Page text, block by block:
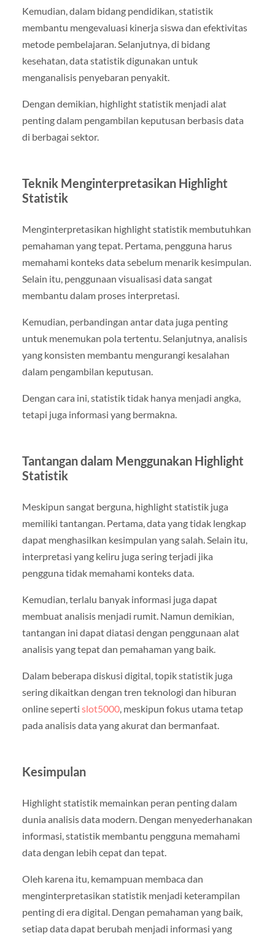
Kemudian, dalam bidang pendidikan, statistik
membantu mengevaluasi kinerja siswa dan efektivitas
metode pembelajaran. Selanjutnya, di bidang
kesehatan, data statistik digunakan untuk
menganalisis penyebaran penyakit.
Dengan demikian, highlight statistik menjadi alat
penting dalam pengambilan keputusan berbasis data
di berbagai sektor.
Teknik Menginterpretasikan Highlight
Statistik
Menginterpretasikan highlight statistik membutuhkan
pemahaman yang tepat. Pertama, pengguna harus
memahami konteks data sebelum menarik kesimpulan.
Selain itu, penggunaan visualisasi data sangat
membantu dalam proses interpretasi.
Kemudian, perbandingan antar data juga penting
untuk menemukan pola tertentu. Selanjutnya, analisis
yang konsisten membantu mengurangi kesalahan
dalam pengambilan keputusan.
Dengan cara ini, statistik tidak hanya menjadi angka,
tetapi juga informasi yang bermakna.
Tantangan dalam Menggunakan Highlight
Statistik
Meskipun sangat berguna, highlight statistik juga
memiliki tantangan. Pertama, data yang tidak lengkap
dapat menghasilkan kesimpulan yang salah. Selain itu,
interpretasi yang keliru juga sering terjadi jika
pengguna tidak memahami konteks data.
Kemudian, terlalu banyak informasi juga dapat
membuat analisis menjadi rumit. Namun demikian,
tantangan ini dapat diatasi dengan penggunaan alat
analisis yang tepat dan pemahaman yang baik.
Dalam beberapa diskusi digital, topik statistik juga
sering dikaitkan dengan tren teknologi dan hiburan
online seperti slot5000, meskipun fokus utama tetap
pada analisis data yang akurat dan bermanfaat.
Kesimpulan
Highlight statistik memainkan peran penting dalam
dunia analisis data modern. Dengan menyederhanakan
informasi, statistik membantu pengguna memahami
data dengan lebih cepat dan tepat.
Oleh karena itu, kemampuan membaca dan
menginterpretasikan statistik menjadi keterampilan
penting di era digital. Dengan pemahaman yang baik,
setiap data dapat berubah menjadi informasi yang